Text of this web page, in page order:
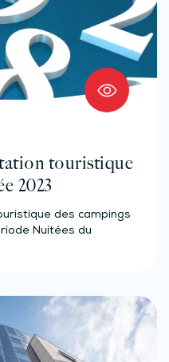
touristique
2023
des campings
Nuitées du